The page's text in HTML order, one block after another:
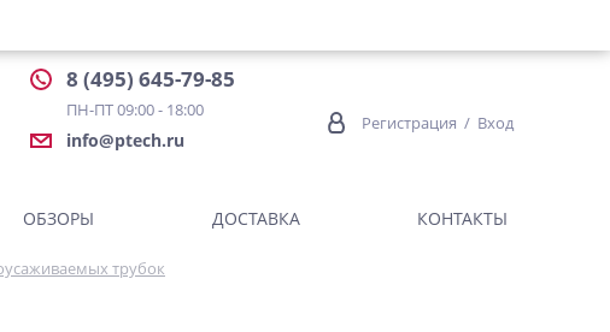
8 (495) 645-79-85
ПН-ПТ 09:00 - 18:00
info@ptech.ru
Регистрация / Вход
ОБЗОРЫ ДОСТАВКА КОНТАКТЫ
трубок